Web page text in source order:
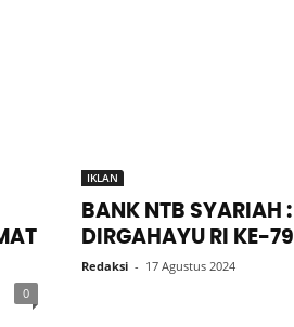
0
IKLAN
BANK NTB SYARIAH :
DIRGAHAYU RI KE-79
Redaksi - 17 Agustus 2024